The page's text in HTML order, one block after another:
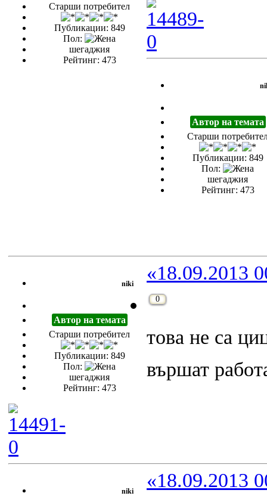
Старши потребител
Публикации: 849
Пол:
шегаджия
Рейтинг: 473
Автор на темата
Старши
Публикации: 849
Пол:
шегаджия
Рейтинг: 473
niki
Автор на темата
Старши потребител
Публикации: 849
Пол:
шегаджия
Рейтинг: 473
«18.09.2013
0
това не са
вършат
niki «18.09.2013